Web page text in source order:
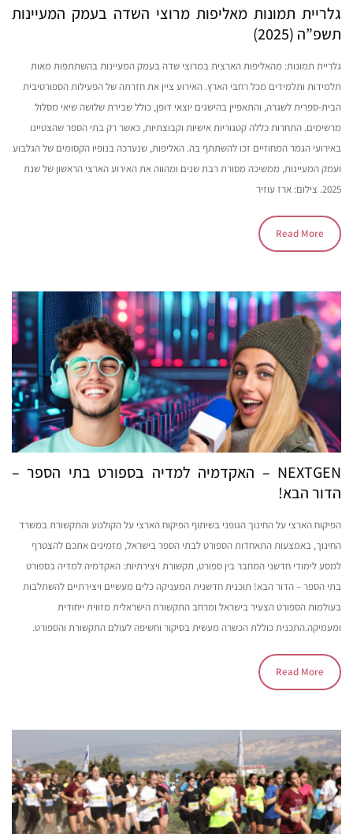
גלריית תמונות מאליפות מרוצי השדה בעמק המעיינות
תשפ”ה (2025)
גלריית תמונות: מהאליפות הארצית במרוצי שדה בעמק המעיינות בהשתתפות מאות
תלמידות ותלמידים מכל רחבי הארץ. האירוע ציין את חזרתה של הפעילות הספורטיבית
הבית-ספרית לשגרה, והתאפיין בהישגים יוצאי דופן, כולל שבירת שלושה שיאי מסלול
מרשימים. התחרות כללה קטגוריות אישיות וקבוצתיות, כאשר רק בתי הספר שהצטיינו
באירועי הגמר המחוזיים זכו להשתתף בה. האליפות, שנערכה בנופיו הקסומים של הגלבוע
ועמק המעיינות, ממשיכה מסורת רבת שנים ומהווה את האירוע הארצי הראשון של שנת
2025. צילום: ארז עוזיר
Read More
NEXTGEN – האקדמיה למדיה בספורט בתי הספר –
הדור הבא!
הפיקוח הארצי על החינוך הגופני בשיתוף הפיקוח הארצי על הקולנוע והתקשורת במשרד
החינוך, באמצעות התאחדות הספורט לבתי הספר בישראל, מזמינים אתכם להצטרף
למסע לימודי חדשני המחבר בין ספורט, תקשורת ויצירתיות: האקדמיה למדיה בספורט
בתי הספר – הדור הבא! תוכנית חדשנית המעניקה כלים מעשיים ויצירתיים להשתלבות
בעולמות הספורט הצעיר בישראל ומרחב התקשורת הישראלית מזווית ייחודית
ומעמיקה.התכנית כוללת הכשרה מעשית בסיקור וחשיפה לעולם התקשורת והספורט.
Read More